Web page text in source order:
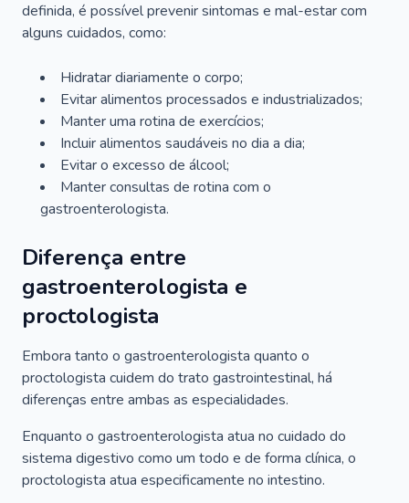
definida, é possível prevenir sintomas e mal-estar com
alguns cuidados, como:
Hidratar diariamente o corpo;
Evitar alimentos processados e industrializados;
Manter uma rotina de exercícios;
Incluir alimentos saudáveis no dia a dia;
Evitar o excesso de álcool;
Manter consultas de rotina com o
gastroenterologista.
Diferença entre
gastroenterologista e
proctologista
Embora tanto o gastroenterologista quanto o
proctologista cuidem do trato gastrointestinal, há
diferenças entre ambas as especialidades.
Enquanto o gastroenterologista atua no cuidado do
sistema digestivo como um todo e de forma clínica, o
proctologista atua especificamente no intestino.